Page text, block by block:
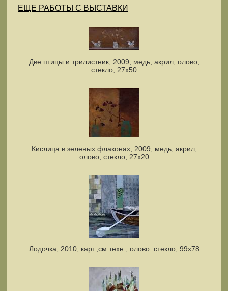
ЕЩЕ РАБОТЫ С ВЫСТАВКИ
Две птицы и трилистник, 2009, медь, акрил; олово,
стекло, 27х50
Кислица в зеленых флаконах, 2009, медь, акрил;
олово, стекло, 27х20
Лодочка, 2010, карт.,см.техн.; олово. стекло, 99х78